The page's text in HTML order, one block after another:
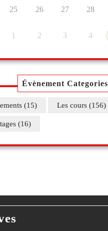
25 26 27 28
1 2 3 4
Évènement Categories
(15) Les cours (156)
(16)